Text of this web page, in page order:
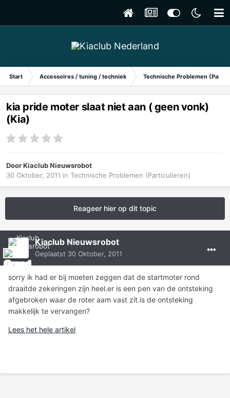
Start Accessoires / tuning / techniek Technische Problemen
kia pride moter slaat niet aan ( geen vonk)
(Kia)
DoorKiaclub Nieuwsrobot
30 Oktober, 2011 in Technische Problemen (Particulieren)
Reageer hier op dit topic
Kiaclub Nieuwsrobot
Geplaatst 30 Oktober, 2011
sorry ik had er bij moeten zeggen dat de startmoter rond
draaitde zekeringen zijn heel.er is een pen van de ontsteking
afgebroken waar de roter aam vast zit.is de ontsteking
makkelijk te vervangen?
Lees het hele artikel